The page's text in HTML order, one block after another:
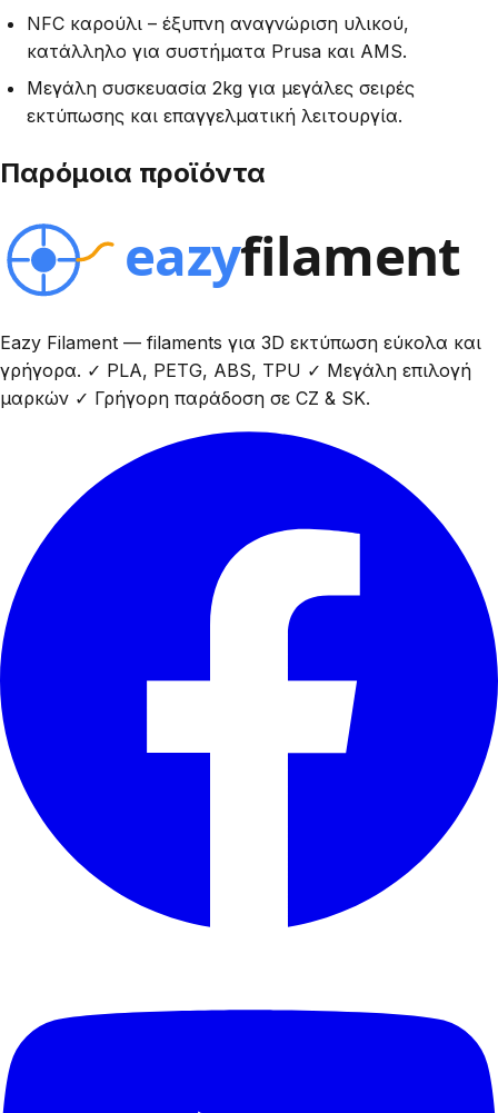
NFC καρούλι – έξυπνη αναγνώριση υλικού,
κατάλληλο για συστήματα Prusa και AMS.
Μεγάλη συσκευασία 2kg για μεγάλες σειρές
εκτύπωσης και επαγγελματική λειτουργία.
Παρόμοια προϊόντα
Eazy Filament — filaments για 3D εκτύπωση εύκολα και
γρήγορα. ✓ PLA, PETG, ABS, TPU ✓ Μεγάλη επιλογή
μαρκών ✓ Γρήγορη παράδοση σε CZ & SK.